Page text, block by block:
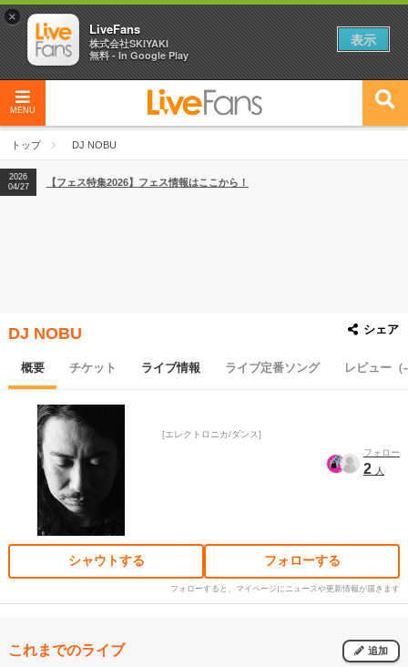
MENU
トップ DJ NOBU
2026
04/27
2026
【ライブ動員ランキング】2026年上半期編発表！
2026
04/27
【フェス特集2026】フェス情報はここから！
DJ NOBU シェア
概要 チケット ライブ情報 ライブ定番ソング レビュー（
エレクトロニカ/ダンス
フォロー
2 人
シャウトする フォローする
フォローすると、マイページにニュースや更新情報が届きます
これまでのライブ 追加
×
LiveFans
株式会社SKIYAKI
無料 - In Google Play
表示